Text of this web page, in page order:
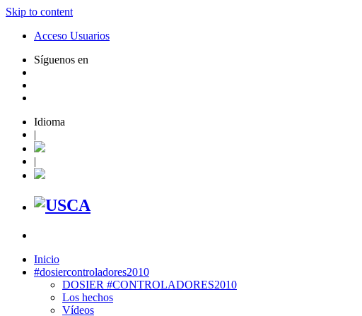
Skip to content
Acceso Usuarios
Síguenos en
Idioma
|
|
Inicio
#dosiercontroladores2010
DOSIER #CONTROLADORES2010
Los hechos
Vídeos